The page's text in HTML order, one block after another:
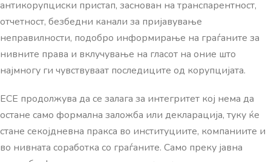
антикорупциски пристап, заснован на транспарентност,
отчетност, безбедни канали за пријавување
неправилности, подобро информирање на граѓаните за
нивните права и вклучување на гласот на оние што
најмногу ги чувствуваат последиците од корупцијата.
ЕСЕ продолжува да се залага за интегритет кој нема да
остане само формална заложба или декларација, туку ќе
стане секојдневна пракса во институциите, компаниите и
во нивната соработка со граѓаните. Само преку јавна